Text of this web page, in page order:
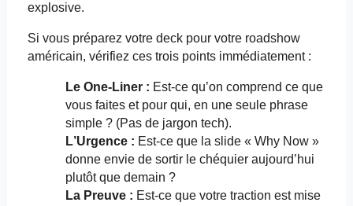
explosive.
Si vous préparez votre deck pour votre roadshow
américain, vérifiez ces trois points immédiatement :
Le One-Liner : Est-ce qu’on comprend ce que
vous faites et pour qui, en une seule phrase
simple ? (Pas de jargon tech).
L’Urgence : Est-ce que la slide « Why Now»
donne envie de sortir le chéquier aujourd’hui
plutôt que demain ?
La Preuve : Est-ce que votre traction est mise